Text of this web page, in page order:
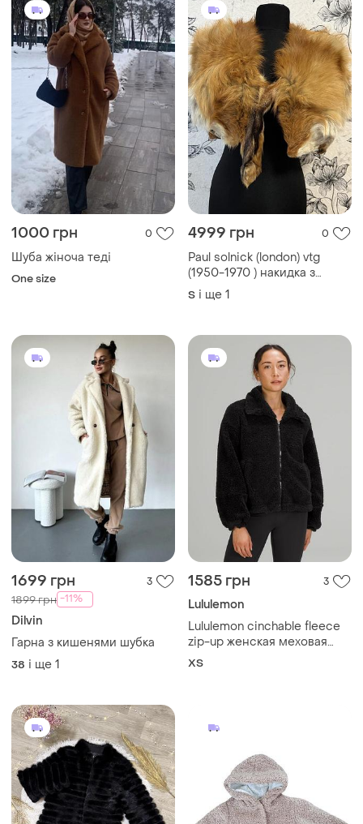
1000 грн 0
Шуба жіноча теді
One size
4999 грн 0
Paul solnick (london) vtg
(1950-1970 ) накидка з
натурального хутра лисиці
S і ще 1
1699 грн 3
1899 грн -11%
Dilvin
Гарна з кишенями шубка
38 і ще 1
1585 грн 3
Lululemon
Lululemon cinchable fleece
zip-up женская меховая
куртка-полушубок
ХS